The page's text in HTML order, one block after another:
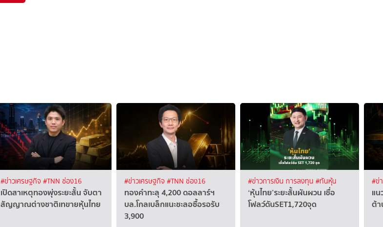
#ข่าวเศรษฐกิจ #TNN ช่อง16
เปิดสาเหตุทองพุ่งระยะสั้น จับตา
สัญญาณต่างชาติเทขายหุ้นไทย
#ข่าวเศรษฐกิจ #TNN ช่อง16
ทองคำทะลุ 4,200 ดอลลาร์ฯ
บล.โกลเบล็กแนะชะลอซื้อรอรับ
3,900
#ข่าวการเงิน การลงทุน #ทันหุ้น
‘หุ้นไทย’ระยะสั้นผันผวน เชื่อ
โฟลว์ดันSET1,720จุด
#ข่
แ
ต้า